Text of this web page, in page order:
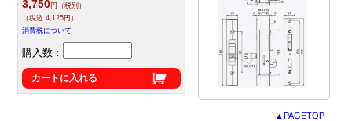
3,750円（税別）
（税込 4,125円）
消費税について
購入数：
カートに入れる
▲PAGETOP